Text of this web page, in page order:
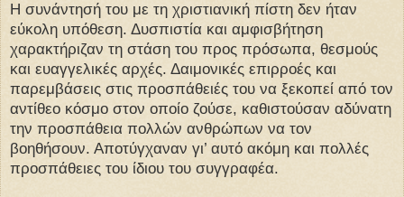
Η συνάντησή του με τη χριστιανική πίστη δεν ήταν
εύκολη υπόθεση. Δυσπιστία και αμφισβήτηση
χαρακτήριζαν τη στάση του προς πρόσωπα, θεσμούς
και ευαγγελικές αρχές. Δαιμονικές επιρροές και
παρεμβάσεις στις προσπάθειές του να ξεκοπεί από τον
αντίθεο κόσμο στον οποίο ζούσε, καθιστούσαν αδύνατη
την προσπάθεια πολλών ανθρώπων να τον
βοηθήσουν. Αποτύγχαναν γι’ αυτό ακόμη και πολλές
προσπάθειες του ίδιου του συγγραφέα.